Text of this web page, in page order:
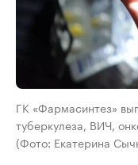
ГК «Фармасинтез»
туберкулеза, ВИЧ,
(Фото: Екатерина